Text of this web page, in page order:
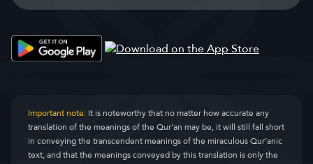
Important note:It is noteworthy that no matter how accurate any
translation of the meanings of the Qur’an may be, it will still fall short
in conveying the transcendent meanings of the miraculous Qur’anic
text, and that the meanings conveyed by this translation is only the